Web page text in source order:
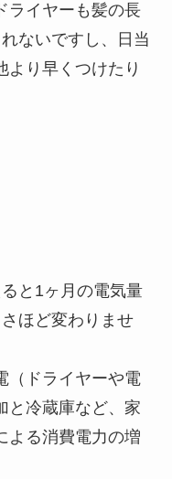
ライヤーも髪の長
ないですし、日当
より早くつけたり
と1ヶ月の電気量
ほど変わりませ
（ドライヤーや電
と冷蔵庫など、家
よる消費電力の増